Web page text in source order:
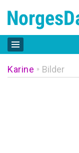
Karine » Bilder